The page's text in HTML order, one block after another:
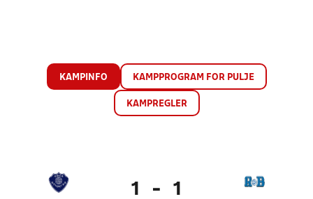
KAMPINFO KAMPPROGRAM FOR PULJE
KAMPREGLER
1 - 1